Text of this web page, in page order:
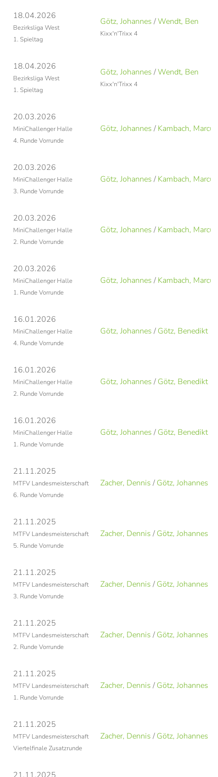
18.04.2026
Bezirksliga West
1. Spieltag
Götz, Johannes /Wendt, Ben
Kixx'n'Trixx 4
18.04.2026
Bezirksliga West
1. Spieltag
Götz, Johannes /Wendt, Ben
Kixx'n'Trixx 4
20.03.2026
MiniChallenger Halle
4. Runde Vorrunde
Götz, Johannes /Kambach, Marcus
20.03.2026
MiniChallenger Halle
3. Runde Vorrunde
Götz, Johannes /Kambach, Marcus
20.03.2026
MiniChallenger Halle
2. Runde Vorrunde
Götz, Johannes /Kambach, Marcus
20.03.2026
MiniChallenger Halle
1. Runde Vorrunde
Götz, Johannes /Kambach, Marcus
16.01.2026
MiniChallenger Halle
4. Runde Vorrunde
Götz, Johannes /Götz, Benedikt
16.01.2026
MiniChallenger Halle
2. Runde Vorrunde
Götz, Johannes /Götz, Benedikt
16.01.2026
MiniChallenger Halle
1. Runde Vorrunde
Götz, Johannes /Götz, Benedikt
21.11.2025
MTFV Landesmeisterschaft
6. Runde Vorrunde
Zacher, Dennis /Götz, Johannes
21.11.2025
MTFV Landesmeisterschaft
5. Runde Vorrunde
Zacher, Dennis /Götz, Johannes
21.11.2025
MTFV Landesmeisterschaft
3. Runde Vorrunde
Zacher, Dennis /Götz, Johannes
21.11.2025
MTFV Landesmeisterschaft
2. Runde Vorrunde
Zacher, Dennis /Götz, Johannes
21.11.2025
MTFV Landesmeisterschaft
1. Runde Vorrunde
Zacher, Dennis /Götz, Johannes
21.11.2025
MTFV Landesmeisterschaft
Viertelfinale Zusatzrunde
Zacher, Dennis /Götz, Johannes